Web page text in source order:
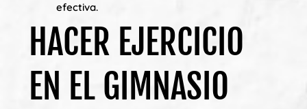
efectiva.
HACER EJERCICIO
EN EL GIMNASIO